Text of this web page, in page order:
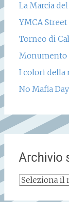
La Marcia
YMCA
Torneo di
Monumento
I colori della
No Mafia
Archivio
Archivio